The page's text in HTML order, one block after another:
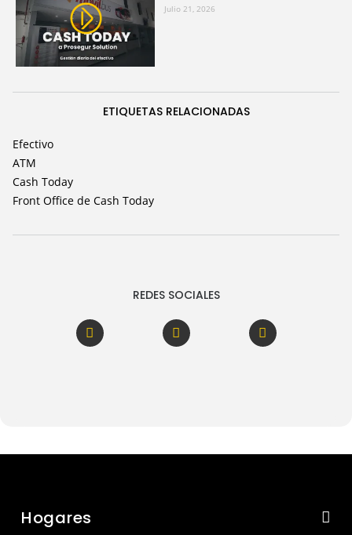
Julio 21, 2026
ETIQUETAS RELACIONADAS
Efectivo
ATM
Cash Today
Front Office de Cash Today
REDES SOCIALES
Hogares